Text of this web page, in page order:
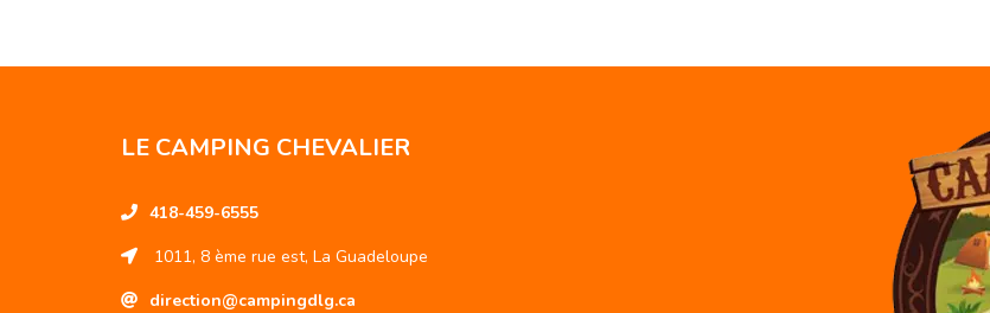
LE CAMPING CHEVALIER
418-459-6555
1011, 8 ème rue est, La Guadeloupe
direction@campingdlg.ca